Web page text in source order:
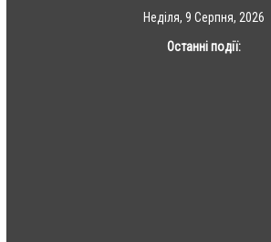
Неділя, 9 Серпня, 2026
Останні події: